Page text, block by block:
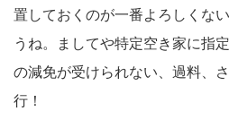
置しておくのが一番よろしくな
うね。ましてや特定空き家に指
の減免が受けられない、過料、
行！